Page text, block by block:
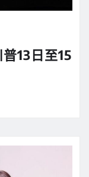
13日至15